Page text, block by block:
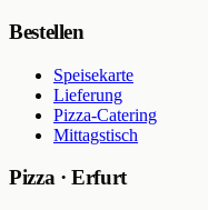
Bestellen
Speisekarte
Lieferung
Pizza-Catering
Mittagstisch
Pizza · Erfurt